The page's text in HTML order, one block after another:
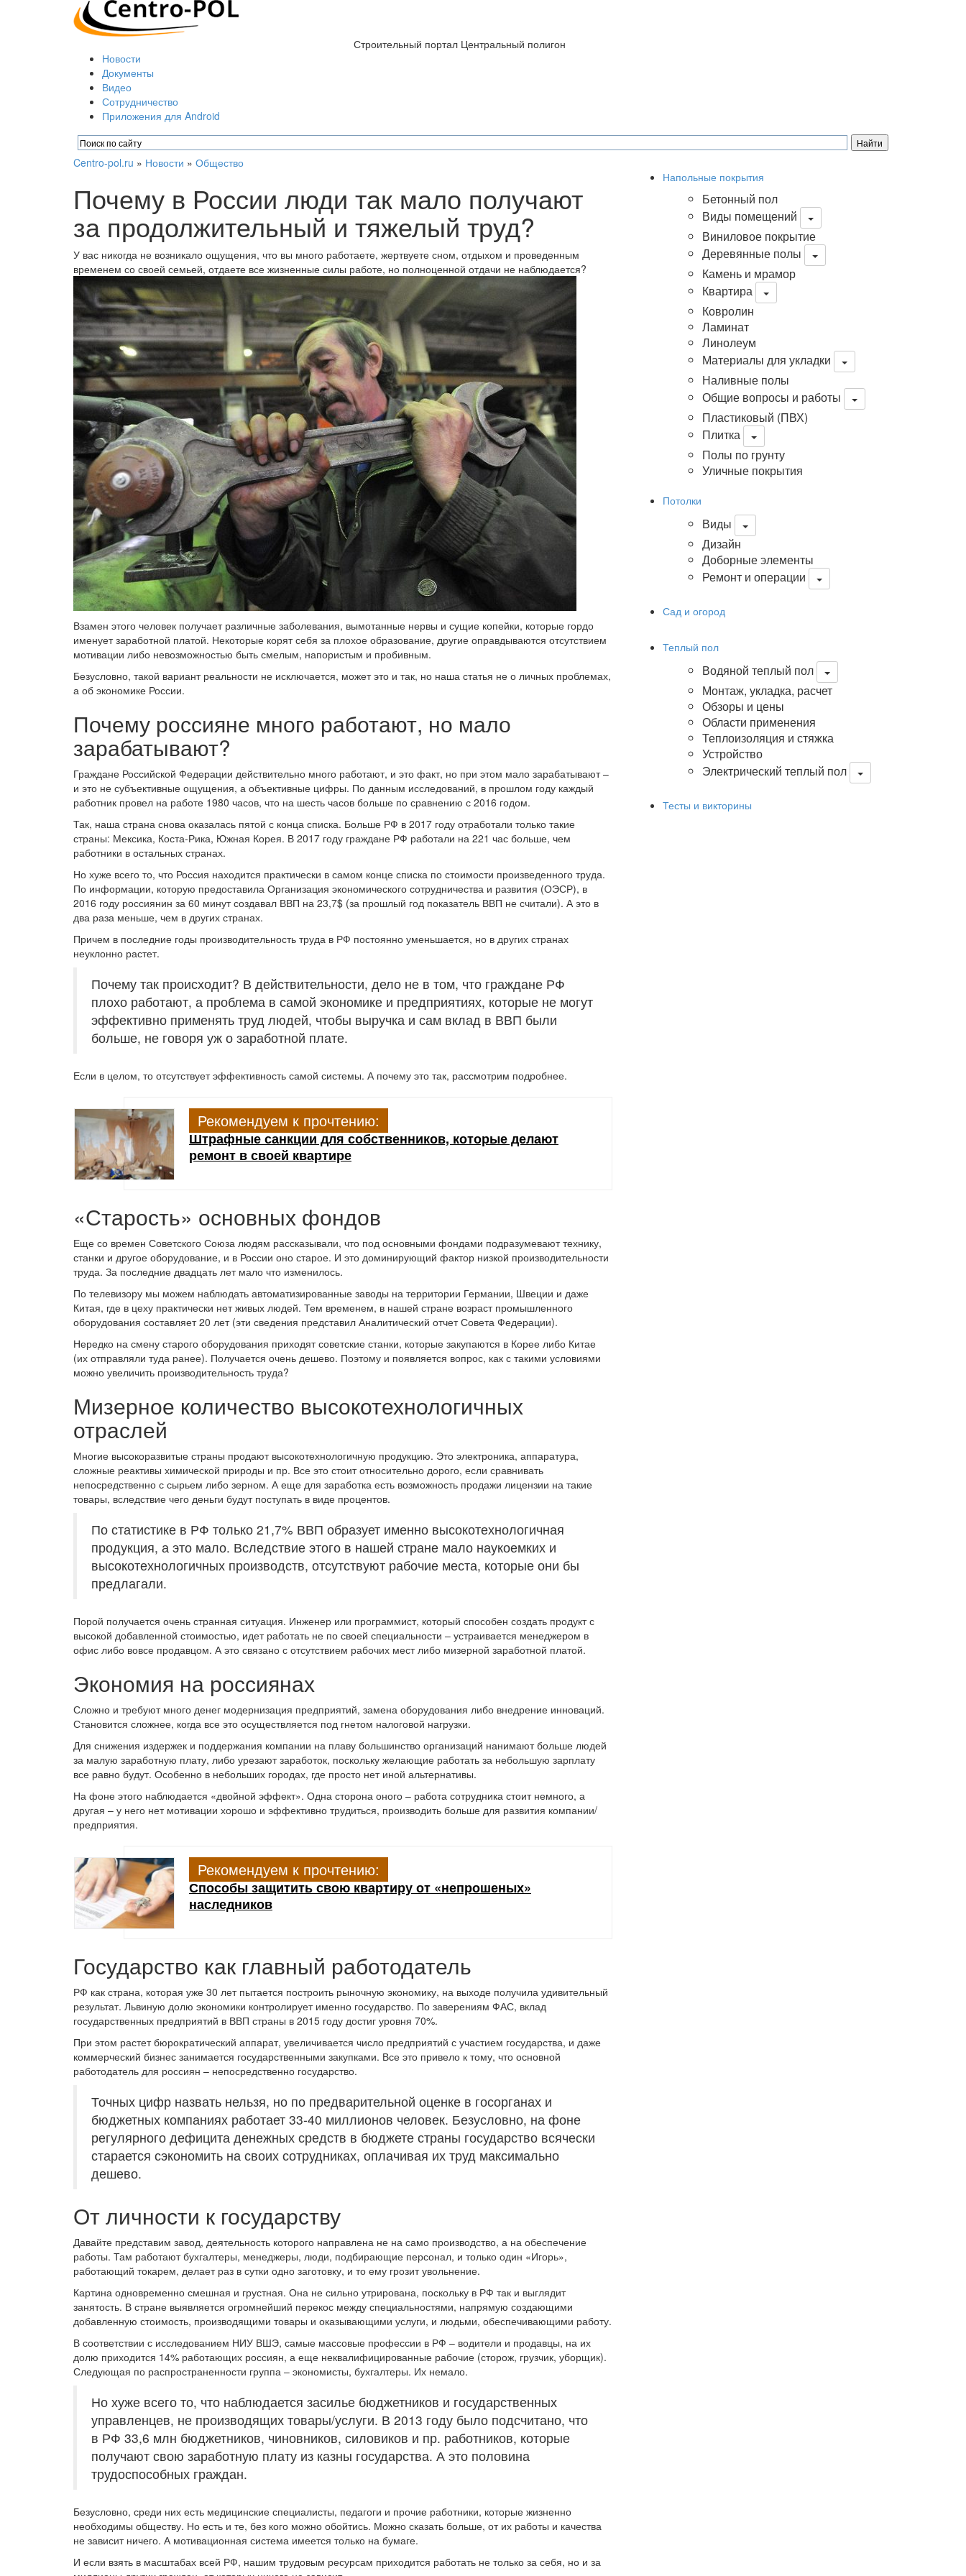
Строительный портал Центральный полигон
Новости
Документы
Видео
Сотрудничество
Приложения для Android
Centro-pol.ru » Новости » Общество
Почему в России люди так мало получают
за продолжительный и тяжелый труд?
У вас никогда не возникало ощущения, что вы много работаете, жертвуете сном, отдыхом и проведенным
временем со своей семьей, отдаете все жизненные силы работе, но полноценной отдачи не наблюдается?
Взамен этого человек получает различные заболевания, вымотанные нервы и сущие копейки, которые гордо
именует заработной платой. Некоторые корят себя за плохое образование, другие оправдываются отсутствием
мотивации либо невозможностью быть смелым, напористым и пробивным.
Безусловно, такой вариант реальности не исключается, может это и так, но наша статья не о личных проблемах,
а об экономике России.
Почему россияне много работают, но мало
зарабатывают?
Граждане Российской Федерации действительно много работают, и это факт, но при этом мало зарабатывают –
и это не субъективные ощущения, а объективные цифры. По данным исследований, в прошлом году каждый
работник провел на работе 1980 часов, что на шесть часов больше по сравнению с 2016 годом.
Так, наша страна снова оказалась пятой с конца списка. Больше РФ в 2017 году отработали только такие
страны: Мексика, Коста-Рика, Южная Корея. В 2017 году граждане РФ работали на 221 час больше, чем
работники в остальных странах.
Но хуже всего то, что Россия находится практически в самом конце списка по стоимости произведенного труда.
По информации, которую предоставила Организация экономического сотрудничества и развития (ОЭСР), в
2016 году россиянин за 60 минут создавал ВВП на 23,7$ (за прошлый год показатель ВВП не считали). А это в
два раза меньше, чем в других странах.
Причем в последние годы производительность труда в РФ постоянно уменьшается, но в других странах
неуклонно растет.
Почему так происходит? В действительности, дело не в том, что граждане РФ
плохо работают, а проблема в самой экономике и предприятиях, которые не могут
эффективно применять труд людей, чтобы выручка и сам вклад в ВВП были
больше, не говоря уж о заработной плате.
Если в целом, то отсутствует эффективность самой системы. А почему это так, рассмотрим подробнее.
Рекомендуем к прочтению:
Штрафные санкции для собственников, которые делают
ремонт в своей квартире
«Старость» основных фондов
Еще со времен Советского Союза людям рассказывали, что под основными фондами подразумевают технику,
станки и другое оборудование, и в России оно старое. И это доминирующий фактор низкой производительности
труда. За последние двадцать лет мало что изменилось.
По телевизору мы можем наблюдать автоматизированные заводы на территории Германии, Швеции и даже
Китая, где в цеху практически нет живых людей. Тем временем, в нашей стране возраст промышленного
оборудования составляет 20 лет (эти сведения представил Аналитический отчет Совета Федерации).
Нередко на смену старого оборудования приходят советские станки, которые закупаются в Корее либо Китае
(их отправляли туда ранее). Получается очень дешево. Поэтому и появляется вопрос, как с такими условиями
можно увеличить производительность труда?
Мизерное количество высокотехнологичных
отраслей
Многие высокоразвитые страны продают высокотехнологичную продукцию. Это электроника, аппаратура,
сложные реактивы химической природы и пр. Все это стоит относительно дорого, если сравнивать
непосредственно с сырьем либо зерном. А еще для заработка есть возможность продажи лицензии на такие
товары, вследствие чего деньги будут поступать в виде процентов.
По статистике в РФ только 21,7% ВВП образует именно высокотехнологичная
продукция, а это мало. Вследствие этого в нашей стране мало наукоемких и
высокотехнологичных производств, отсутствуют рабочие места, которые они бы
предлагали.
Порой получается очень странная ситуация. Инженер или программист, который способен создать продукт с
высокой добавленной стоимостью, идет работать не по своей специальности – устраивается менеджером в
офис либо вовсе продавцом. А это связано с отсутствием рабочих мест либо мизерной заработной платой.
Экономия на россиянах
Сложно и требуют много денег модернизация предприятий, замена оборудования либо внедрение инноваций.
Становится сложнее, когда все это осуществляется под гнетом налоговой нагрузки.
Для снижения издержек и поддержания компании на плаву большинство организаций нанимают больше людей
за малую заработную плату, либо урезают заработок, поскольку желающие работать за небольшую зарплату
все равно будут. Особенно в небольших городах, где просто нет иной альтернативы.
На фоне этого наблюдается «двойной эффект». Одна сторона оного – работа сотрудника стоит немного, а
другая – у него нет мотивации хорошо и эффективно трудиться, производить больше для развития компании/
предприятия.
Рекомендуем к прочтению:
Способы защитить свою квартиру от «непрошеных»
наследников
Государство как главный работодатель
РФ как страна, которая уже 30 лет пытается построить рыночную экономику, на выходе получила удивительный
результат. Львиную долю экономики контролирует именно государство. По заверениям ФАС, вклад
государственных предприятий в ВВП страны в 2015 году достиг уровня 70%.
При этом растет бюрократический аппарат, увеличивается число предприятий с участием государства, и даже
коммерческий бизнес занимается государственными закупками. Все это привело к тому, что основной
работодатель для россиян – непосредственно государство.
Точных цифр назвать нельзя, но по предварительной оценке в госорганах и
бюджетных компаниях работает 33-40 миллионов человек. Безусловно, на фоне
регулярного дефицита денежных средств в бюджете страны государство всячески
старается сэкономить на своих сотрудниках, оплачивая их труд максимально
дешево.
От личности к государству
Давайте представим завод, деятельность которого направлена не на само производство, а на обеспечение
работы. Там работают бухгалтеры, менеджеры, люди, подбирающие персонал, и только один «Игорь»,
работающий токарем, делает раз в сутки одно заготовку, и то ему грозит увольнение.
Картина одновременно смешная и грустная. Она не сильно утрирована, поскольку в РФ так и выглядит
занятость. В стране выявляется огромнейший перекос между специальностями, напрямую создающими
добавленную стоимость, производящими товары и оказывающими услуги, и людьми, обеспечивающими работу.
В соответствии с исследованием НИУ ВШЭ, самые массовые профессии в РФ – водители и продавцы, на их
долю приходится 14% работающих россиян, а еще неквалифицированные рабочие (сторож, грузчик, уборщик).
Следующая по распространенности группа – экономисты, бухгалтеры. Их немало.
Но хуже всего то, что наблюдается засилье бюджетников и государственных
управленцев, не производящих товары/услуги. В 2013 году было подсчитано, что
в РФ 33,6 млн бюджетников, чиновников, силовиков и пр. работников, которые
получают свою заработную плату из казны государства. А это половина
трудоспособных граждан.
Безусловно, среди них есть медицинские специалисты, педагоги и прочие работники, которые жизненно
необходимы обществу. Но есть и те, без кого можно обойтись. Можно сказать больше, от их работы и качества
не зависит ничего. А мотивационная система имеется только на бумаге.
И если взять в масштабах всей РФ, нашим трудовым ресурсам приходится работать не только за себя, но и за
Напольные покрытия
Бетонный пол
Виды помещений
Виниловое покрытие
Деревянные полы
Камень и мрамор
Квартира
Ковролин
Ламинат
Линолеум
Материалы для укладки
Наливные полы
Общие вопросы и работы
Пластиковый (ПВХ)
Плитка
Полы по грунту
Уличные покрытия
Потолки
Виды
Дизайн
Доборные элементы
Ремонт и операции
Сад и огород
Теплый пол
Водяной теплый пол
Монтаж, укладка, расчет
Обзоры и цены
Области применения
Теплоизоляция и стяжка
Устройство
Электрический теплый пол
Тесты и викторины